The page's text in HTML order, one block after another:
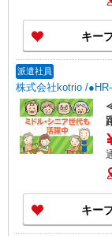
キー
派遣社員
株式会社kotrio /
キー